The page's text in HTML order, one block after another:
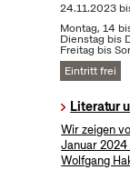
24.11.2023
Montag, 14
Dienstag bis
Freitag bis
Eintritt frei
Literatur
Wir zeigen
Januar
Wolfgang